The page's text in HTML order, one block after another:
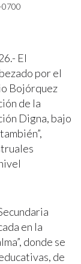
0700
El
por el
Bojórquez
de la
Digna, bajo
en la
donde se
de